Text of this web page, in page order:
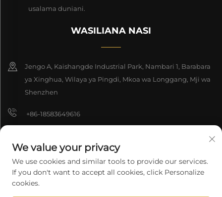
usalama duniani.
WASILIANA NASI
Jengo A, Kaishangde Industrial Park, Nambari 1, Barabara
ya Xinghua, Wilaya ya Pingdi, Mkoa wa Longgang, Mji wa
Shenzhen
+86-18583649616
8618165761396
We value your privacy
We use cookies and similar tools to provide our services.
If you don't want to accept all cookies, click Personalize
cookies.